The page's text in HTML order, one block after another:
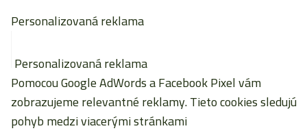
Personalizovaná reklama
Personalizovaná reklama
Pomocou Google AdWords a Facebook Pixel vám
zobrazujeme relevantné reklamy. Tieto cookies sledujú
pohyb medzi viacerými stránkami